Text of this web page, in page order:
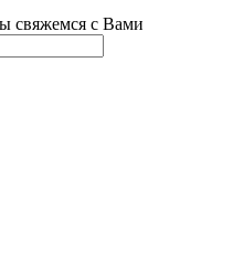
свяжемся с Вами